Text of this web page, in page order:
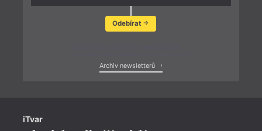
Odebírat
Archiv newsletterů
iTvar